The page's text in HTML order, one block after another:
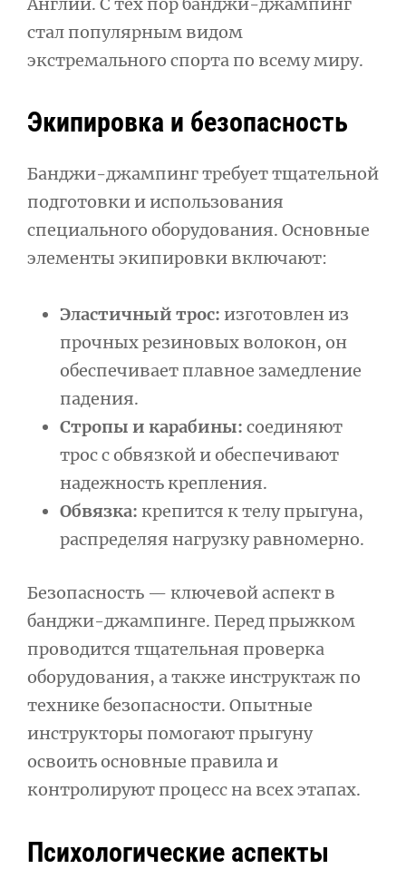
Англии. С тех пор банджи-джампинг
стал популярным видом
экстремального спорта по всему миру.
Экипировка и безопасность
Банджи-джампинг требует тщательной
подготовки и использования
специального оборудования. Основные
элементы экипировки включают:
Эластичный трос: изготовлен из
прочных резиновых волокон, он
обеспечивает плавное замедление
падения.
Стропы и карабины: соединяют
трос с обвязкой и обеспечивают
надежность крепления.
Обвязка: крепится к телу прыгуна,
распределяя нагрузку равномерно.
Безопасность — ключевой аспект в
банджи-джампинге. Перед прыжком
проводится тщательная проверка
оборудования, а также инструктаж по
технике безопасности. Опытные
инструкторы помогают прыгуну
освоить основные правила и
контролируют процесс на всех этапах.
Психологические аспекты